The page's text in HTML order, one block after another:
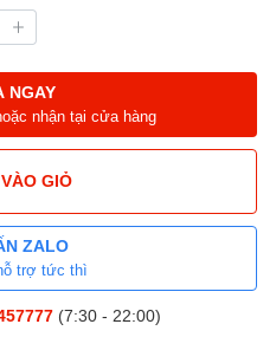
NGAY
nhận tại cửa hàng
GIỎ
ZALO
trợ tức thì
(7:30 - 22:00)